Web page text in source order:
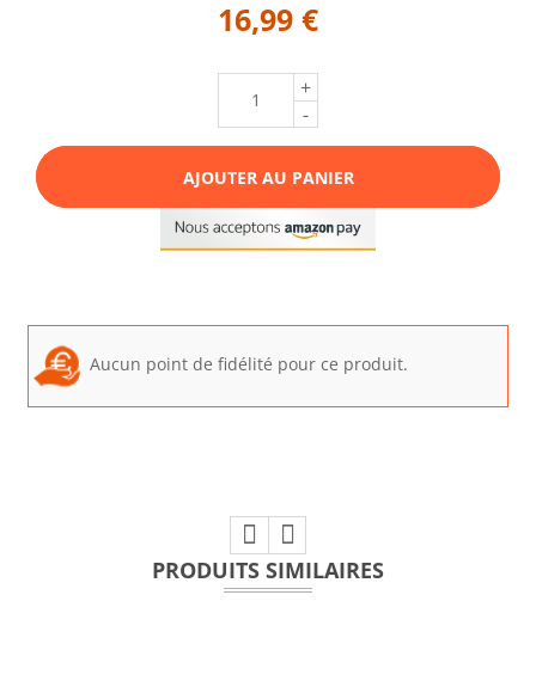
16,99 €
+
-
AJOUTER AU PANIER
Aucun point de fidélité pour ce produit.
PRODUITS SIMILAIRES